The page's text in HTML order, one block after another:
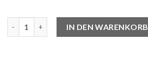
IN DEN WARENKORB